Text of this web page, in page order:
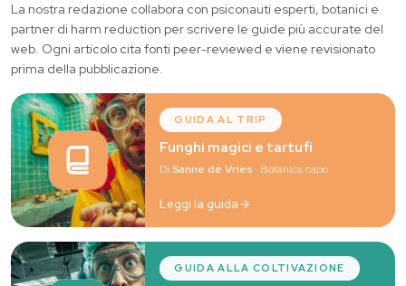
La nostra redazione collabora con psiconauti esperti, botanici e
partner di harm reduction per scrivere le guide più accurate del
web. Ogni articolo cita fonti peer-reviewed e viene revisionato
prima della pubblicazione.
GUIDA AL TRIP
Funghi magici e tartufi
DiSanne de Vries · Botanica capo
Leggi la guida
GUIDA ALLA COLTIVAZIONE